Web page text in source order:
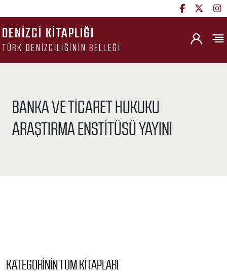
DENIZCI KITAPLIĞI
TÜRK DENIZCILIĞININ BELLEĞI
BANKA VE TICARET HUKUKU
ARAŞTIRMA ENSTITÜSÜ YAYINI
KATEGORININ TÜM KITAPLARI